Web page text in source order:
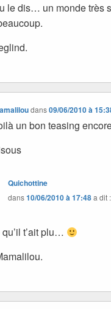
le dis… un monde très
dans09/06/2010 à
un bon teasing
Quichottine
dans10/06/2010 à 17:48a dit :
t’ait plu…